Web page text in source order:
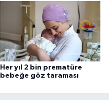
Her yıl 2 bin prematüre
bebeğe göz taraması